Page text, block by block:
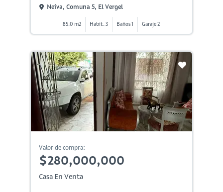
Neiva, Comuna 5, El Vergel
85.0 m2 Habit. 3 Baños 1 Garaje 2
Valor de compra:
$280,000,000
Casa En Venta